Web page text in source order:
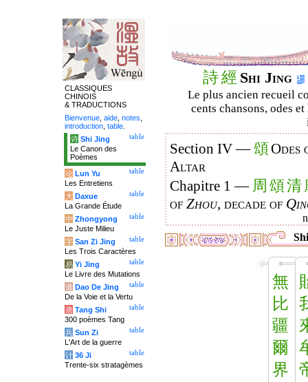
詩經 Shi Jing
Le plus ancien recueil
cents chansons, odes
Section IV —頌Odes
Altar
Chapitre 1 — 周 頌清
of Zhou, decade of
無
比
疆
爾
界
CLASSIQUES
CHINOIS
& TRADUCTIONS
Bienvenue aide notes
introduction table
table
诗 Shi Jing
Le Canon des
Poèmes
table
论 Lun Yu
Les Entretiens
table
大 Daxue
La Grande Étude
table
中 Zhongyong
Le Juste Milieu
table
字 San Zi Jing
Les Trois Caractères
table
易 Yi Jing
Le Livre des Mutations
table
道 Dao De Jing
De la Voie et la Vertu
table
唐 Tang Shi
300 poèmes Tang
table
兵 Sun Zi
L'Art de la guerre
table
计 36 Ji
Trente-six stratagèmes